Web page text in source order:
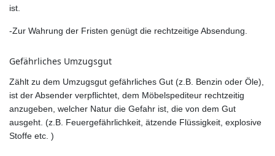
ist.
-Zur Wahrung der Fristen genügt die rechtzeitige Absendung.
Gefährliches Umzugsgut
Zählt zu dem Umzugsgut gefährliches Gut (z.B. Benzin oder Öle),
ist der Absender verpflichtet, dem Möbelspediteur rechtzeitig
anzugeben, welcher Natur die Gefahr ist, die von dem Gut
ausgeht. (z.B. Feuergefährlichkeit, ätzende Flüssigkeit, explosive
Stoffe etc. )